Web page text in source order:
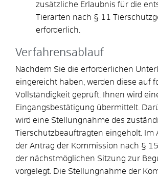
zusätzliche Erlaubnis für die
Tierarten nach § 11
erforderlich.
Verfahrensablauf
Nachdem Sie die erforderlichen
eingereicht haben, werden diese auf
Vollständigkeit geprüft. Ihnen wird
Eingangsbestätigung übermittelt.
wird eine Stellungnahme des
Tierschutzbeauftragten eingeholt.
Im
der Antrag der Kommission nach §
der nächstmöglichen Sitzung zur
vorgelegt. Die Stellungnahme der